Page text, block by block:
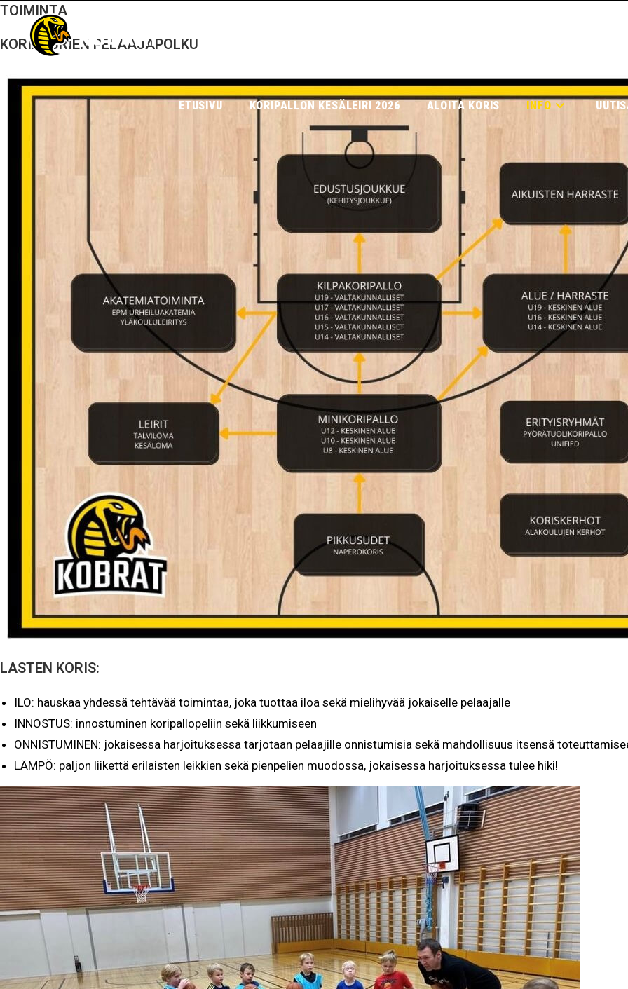
ETUSIVU KORIPALLON KESÄLEIRI 2026 ALOITA KORIS INFO
TOIMINTA
KORIKOBRIEN PELAAJAPOLKU
LASTEN KORIS:
ILO: hauskaa yhdessä tehtävää toimintaa, joka tuottaa iloa sekä mielihyvää jokaiselle pelaajalle
INNOSTUS: innostuminen koripallopeliin sekä liikkumiseen
ONNISTUMINEN: jokaisessa harjoituksessa tarjotaan pelaajille onnistumisia sekä mahdollisuus itsensä
LÄMPÖ: paljon liikettä erilaisten leikkien sekä pienpelien muodossa, jokaisessa harjoituksessa tulee hiki!